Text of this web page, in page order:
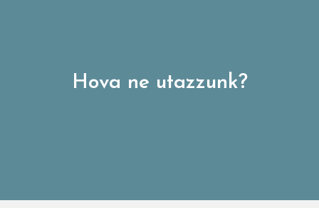
Hova ne utazzunk?